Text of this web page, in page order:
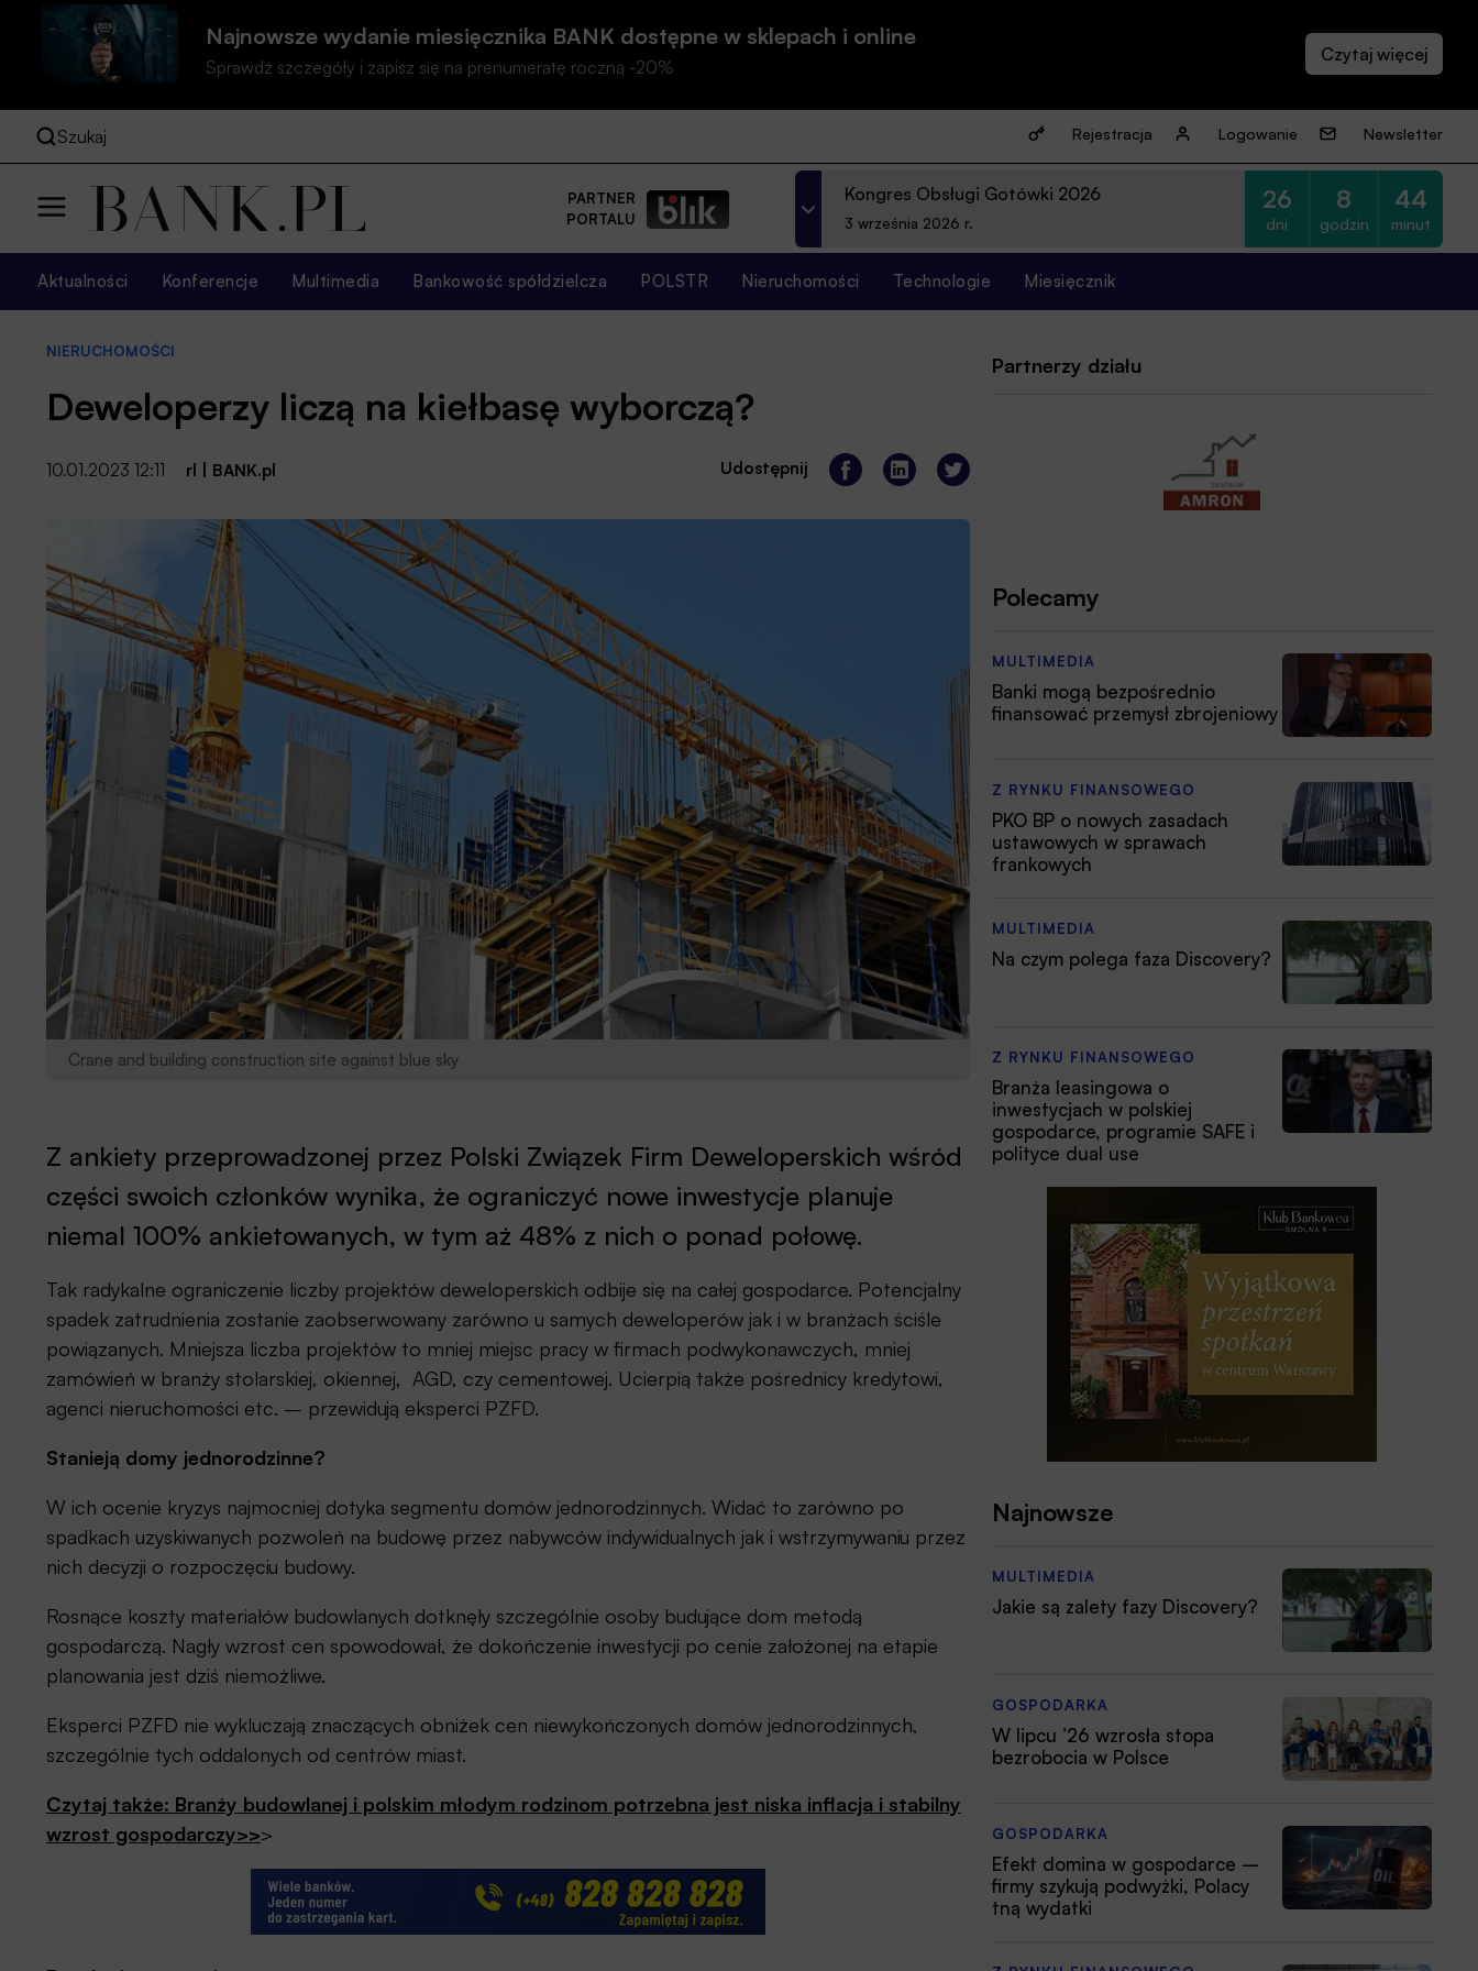
Najnowsze wydanie miesięcznika BANK dostępne w sklepach i online
Sprawdź szczegóły i zapisz się na prenumeratę roczną -20%
Szukaj Rejestracja Logowanie Newsletter
PARTNER
PORTALU
Kongres Obsługi Gotówki 2026
3 września 2026 r.
26
dni
8
godzin
44
minut
Aktualności Konferencje Multimedia Bankowość spółdzielcza POLSTR Nieruchomości Technologie Miesięcznik
NIERUCHOMOŚCI
Deweloperzy liczą na kiełbasę wyborczą?
10.01.2023 12:11 rl BANK.pl Udostępnij
Crane and building construction site against blue sky
Z ankiety przeprowadzonej przez Polski Związek Firm Deweloperskich wśród
części swoich członków wynika, że ograniczyć nowe inwestycje planuje
niemal 100% ankietowanych, w tym aż 48% z nich o ponad połowę.
Tak radykalne ograniczenie liczby projektów deweloperskich odbije się na całej gospodarce. Potencjalny
spadek zatrudnienia zostanie zaobserwowany zarówno u samych deweloperów jak i w branżach ściśle
powiązanych. Mniejsza liczba projektów to mniej miejsc pracy w firmach podwykonawczych, mniej
zamówień w branży stolarskiej, okiennej, AGD, czy cementowej. Ucierpią także pośrednicy kredytowi,
agenci nieruchomości etc. – przewidują eksperci PZFD.
Stanieją domy jednorodzinne?
W ich ocenie kryzys najmocniej dotyka segmentu domów jednorodzinnych. Widać to zarówno po
spadkach uzyskiwanych pozwoleń na budowę przez nabywców indywidualnych jak i wstrzymywaniu przez
nich decyzji o rozpoczęciu budowy.
Rosnące koszty materiałów budowlanych dotknęły szczególnie osoby budujące dom metodą
gospodarczą. Nagły wzrost cen spowodował, że dokończenie inwestycji po cenie założonej na etapie
planowania jest dziś niemożliwe.
Eksperci PZFD nie wykluczają znaczących obniżek cen niewykończonych domów jednorodzinnych,
szczególnie tych oddalonych od centrów miast.
Czytaj także: Branży budowlanej i polskim młodym rodzinom potrzebna jest niska inflacja i stabilny
wzrost gospodarczy>>>
Partnerzy działu
Polecamy
MULTIMEDIA
Banki mogą bezpośrednio
finansować przemysł zbrojeniowy
Z RYNKU FINANSOWEGO
PKO BP o nowych zasadach
ustawowych w sprawach
frankowych
MULTIMEDIA
Na czym polega faza Discovery?
Z RYNKU FINANSOWEGO
Branża leasingowa o
inwestycjach w polskiej
gospodarce, programie SAFE i
polityce dual use
Najnowsze
MULTIMEDIA
Jakie są zalety fazy Discovery?
GOSPODARKA
W lipcu ’26 wzrosła stopa
bezrobocia w Polsce
GOSPODARKA
Efekt domina w gospodarce –
firmy szykują podwyżki, Polacy
tną wydatki